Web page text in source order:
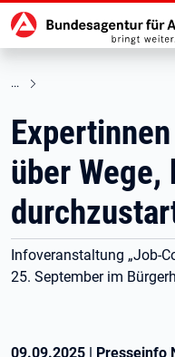
zu den Hauptinhalten
über
Infoveranstaltung „Job-
25. September im
09.09.2025 | Presseinfo